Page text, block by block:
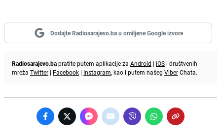
Dodajte Radiosarajevo.ba u omiljene Google izvore
Radiosarajevo.bapratite putem aplikacije za Android | iOS i društvenih
mreža Twitter | Facebook | Instagram, kao i putem našeg ViberChata.